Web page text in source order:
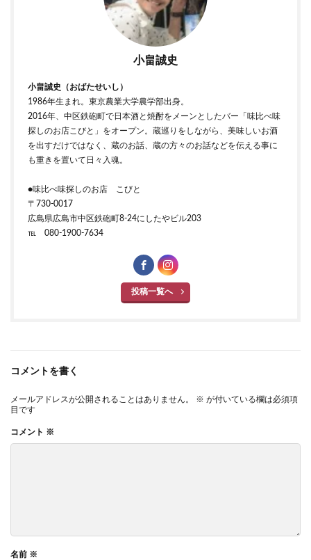
小畠誠史
小畠誠史（おばたせいし）
1986年生まれ。東京農業大学農学部出身。
2016年、中区鉄砲町で日本酒と焼酎をメーンとしたバー「味比べ味
探しのお店こびと」をオープン。蔵巡りをしながら、美味しいお酒
を出すだけではなく、蔵のお話、蔵の方々のお話などを伝える事に
も重きを置いて日々入魂。
●味比べ味探しのお店 こびと
〒730-0017
広島県広島市中区鉄砲町8-24にしたやビル203
℡ 080-1900-7634
投稿一覧へ
コメントを書く
メールアドレスが公開されることはありません。 ※ が付いている欄は必須項
目です
コメント ※
名前 ※